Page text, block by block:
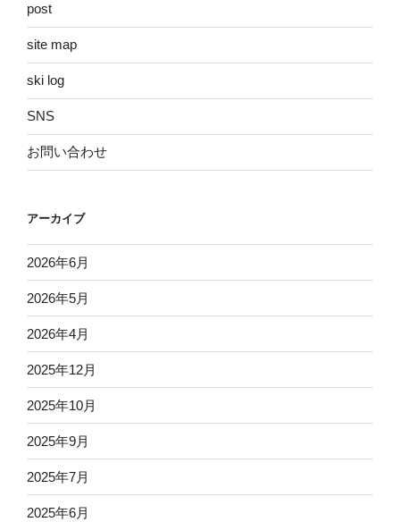
post
site map
ski log
SNS
お問い合わせ
アーカイブ
2026年6月
2026年5月
2026年4月
2025年12月
2025年10月
2025年9月
2025年7月
2025年6月